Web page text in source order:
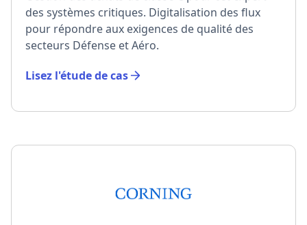
des systèmes critiques. Digitalisation des flux
pour répondre aux exigences de qualité des
secteurs Défense et Aéro.
Lisez l'étude de cas